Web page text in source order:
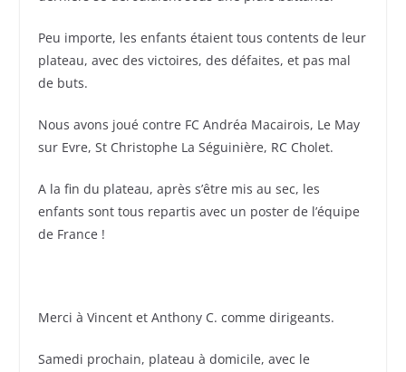
Peu importe, les enfants étaient tous contents de leur
plateau, avec des victoires, des défaites, et pas mal
de buts.
Nous avons joué contre FC Andréa Macairois, Le May
sur Evre, St Christophe La Séguinière, RC Cholet.
A la fin du plateau, après s’être mis au sec, les
enfants sont tous repartis avec un poster de l’équipe
de France !
Merci à Vincent et Anthony C. comme dirigeants.
Samedi prochain, plateau à domicile, avec le